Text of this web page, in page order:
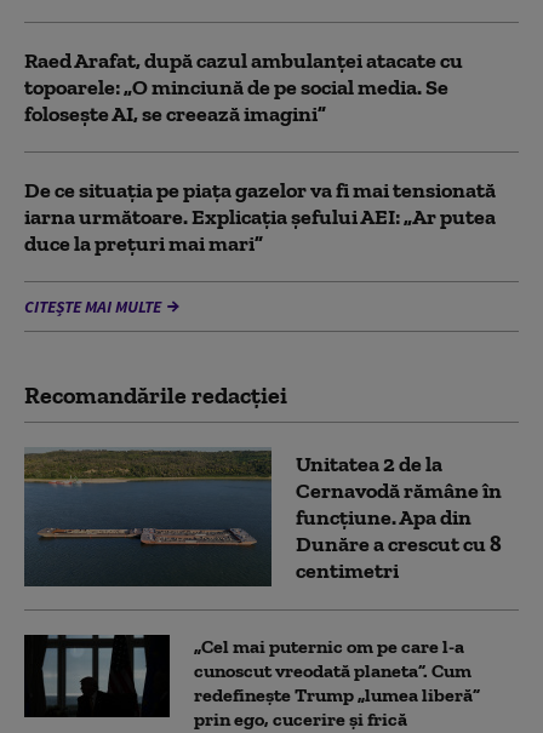
Raed Arafat, după cazul ambulanței atacate cu
topoarele: „O minciună de pe social media. Se
folosește AI, se creează imagini”
De ce situaţia pe piaţa gazelor va fi mai tensionată
iarna următoare. Explicația șefului AEI: „Ar putea
duce la preţuri mai mari”
CITEȘTE MAI MULTE
Recomandările redacţiei
Unitatea 2 de la
Cernavodă rămâne în
funcțiune. Apa din
Dunăre a crescut cu 8
centimetri
„Cel mai puternic om pe care l-a
cunoscut vreodată planeta”. Cum
redefinește Trump „lumea liberă”
prin ego, cucerire și frică